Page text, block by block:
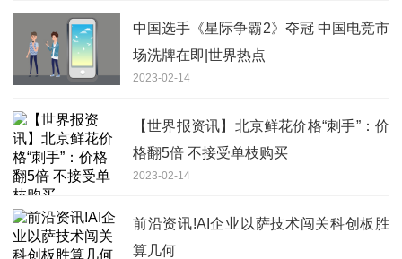
中国选手《星际争霸2》夺冠 中国电竞市
场洗牌在即|世界热点
2023-02-14
【世界报资讯】北京鲜花价格“刺手”：价
格翻5倍 不接受单枝购买
2023-02-14
前沿资讯!AI企业以萨技术闯关科创板胜
算几何